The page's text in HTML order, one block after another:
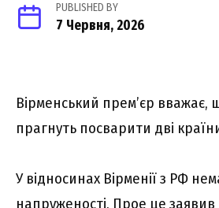
PUBLISHED BY
7 Червня, 2026
Вірменський прем’єр вважає,
прагнуть посварити дві
У відносинах Вірменії з РФ
напруженості. Прое це заявив